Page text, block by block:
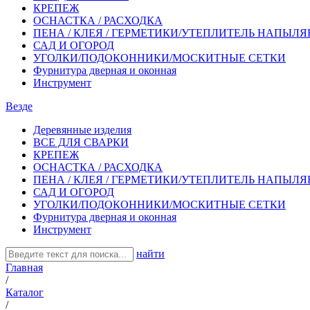
КРЕПЕЖ
ОСНАСТКА / РАСХОДКА
ПЕНА / КЛЕЯ / ГЕРМЕТИКИ/УТЕПЛИТЕЛЬ
САД И ОГОРОД
УГОЛКИ/ПОДОКОННИКИ/МОСКИТНЫЕ СЕТКИ
Фурнитура дверная и оконная
Инструмент
Везде
Деревянные изделия
ВСЕ ДЛЯ СВАРКИ
КРЕПЕЖ
ОСНАСТКА / РАСХОДКА
ПЕНА / КЛЕЯ / ГЕРМЕТИКИ/УТЕПЛИТЕЛЬ
САД И ОГОРОД
УГОЛКИ/ПОДОКОННИКИ/МОСКИТНЫЕ СЕТКИ
Фурнитура дверная и оконная
Инструмент
найти
Главная
/
Каталог
/